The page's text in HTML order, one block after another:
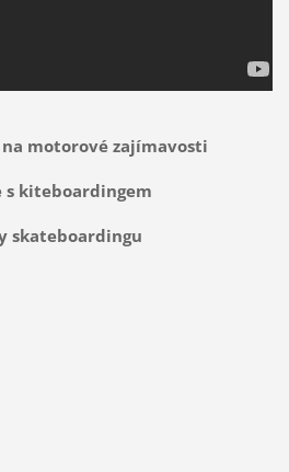
motorové zajímavosti
s kiteboardingem
skateboardingu